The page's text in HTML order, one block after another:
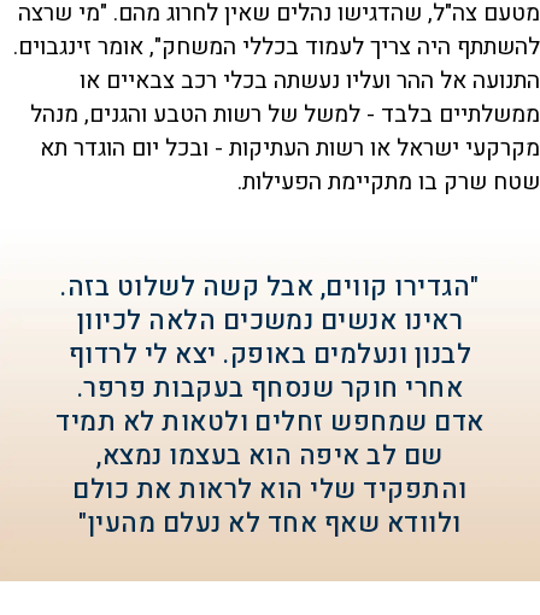
מטעם צה"ל, שהדגישו נהלים שאין לחרוג מהם. "מי שרצה
להשתתף היה צריך לעמוד בכללי המשחק", אומר זינגבוים.
התנועה אל ההר ועליו נעשתה בכלי רכב צבאיים או
ממשלתיים בלבד - למשל של רשות הטבע והגנים, מנהל
מקרקעי ישראל או רשות העתיקות - ובכל יום הוגדר תא
שטח שרק בו מתקיימת הפעילות.
"הגדירו קווים, אבל קשה לשלוט בזה.
ראינו אנשים נמשכים הלאה לכיוון
לבנון ונעלמים באופק. יצא לי לרדוף
אחרי חוקר שנסחף בעקבות פרפר.
אדם שמחפש זחלים ולטאות לא תמיד
שם לב איפה הוא בעצמו נמצא,
והתפקיד שלי הוא לראות את כולם
ולוודא שאף אחד לא נעלם מהעין"